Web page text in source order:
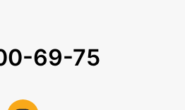
69-75